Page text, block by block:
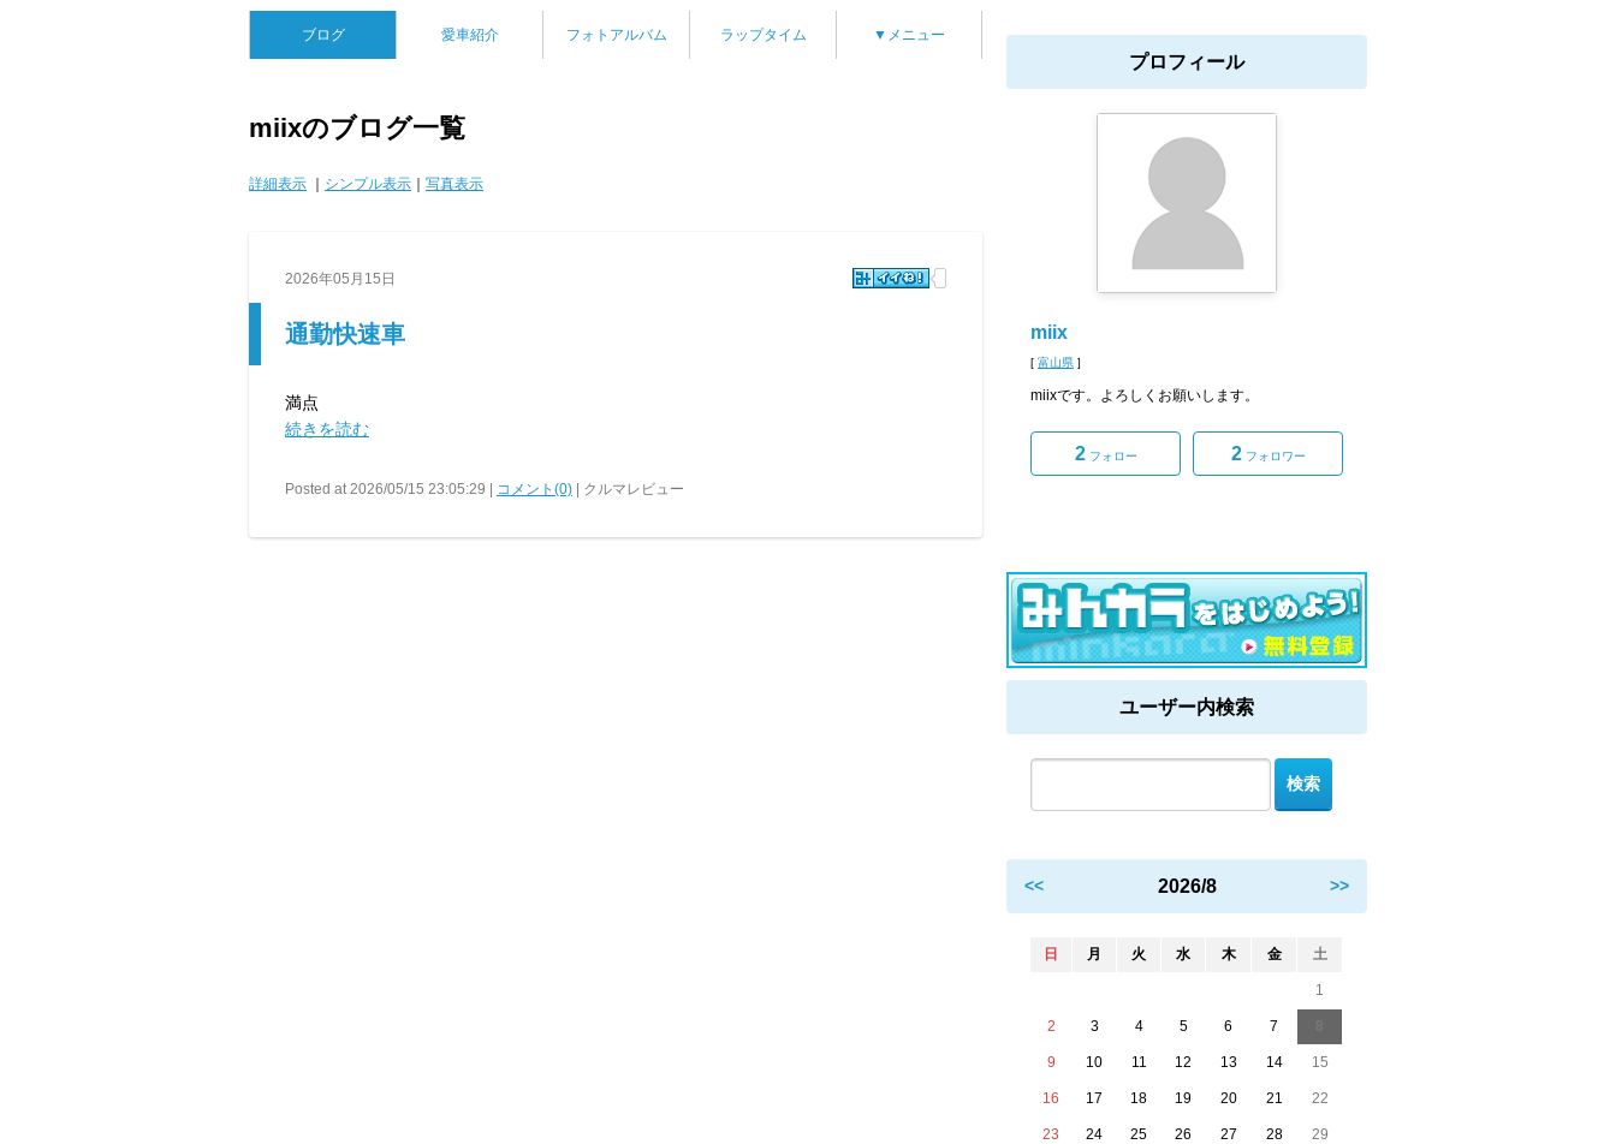
ブログ 愛車紹介 フォトアルバム ラップタイム ▼メニュー
miixのブログ一覧
詳細表示 シンプル表示 写真表示
2026年05月15日
通勤快速車
満点
続きを読む
Posted at 2026/05/15 23:05:29 | コメント(0) | クルマレビュー
プロフィール
miix
[ 富山県 ]
miixです。よろしくお願いします。
2フォロー 2フォロワー
ユーザー内検索
<< 2026/8 >>
日 月 火 水 木 金 土
1
2 3 4 5 6 7
9 10 11 12 13 14 15
16 17 18 19 20 21 22
23 24 25 26 27 28 29